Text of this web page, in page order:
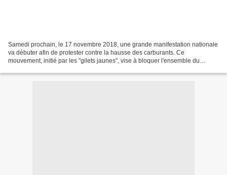
Samedi prochain, le 17 novembre 2018, une grande manifestation nationale
va débuter afin de protester contre la hausse des carburants. Ce
mouvement, initié par les "gilets jaunes", vise à bloquer l'ensemble du